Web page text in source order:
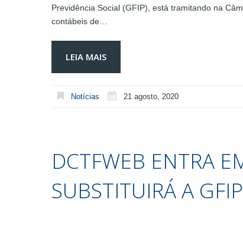
Previdência Social (GFIP), está tramitando na
contábeis de…
LEIA MAIS
Notícias 21 agosto, 2020
DCTFWEB ENTRA
SUBSTITUIRÁ A GFIP